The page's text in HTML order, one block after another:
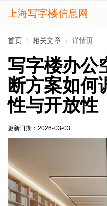
上海写字楼信息网
首页 相关文章 详情页
写字楼办公
断方案如何
性与开放性
更新日期： 2026-03-03